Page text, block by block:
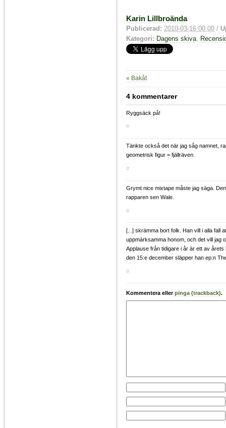
Karin Lillbroända
Publicerad: 2010-03-16 00:00 /
Kategori: Dagens skiva
« Bakåt
4 kommentarer
Ryggsäck på!
#
Tänkte också det när jag såg namnet,
geometrisk figur = fjällräven.
#
Grymt nice mixtape måste jag säga.
rapparen sen Wale.
#
[...] skrämma bort folk. Han vill i alla fall
uppmärksamma honom, och det vill jag
Applause från tidigare i år är ett av
den 15:e december släpper han ep:n
#
Kommentera ellerpinga (trackback).